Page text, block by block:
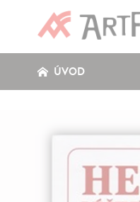
ÚVOD